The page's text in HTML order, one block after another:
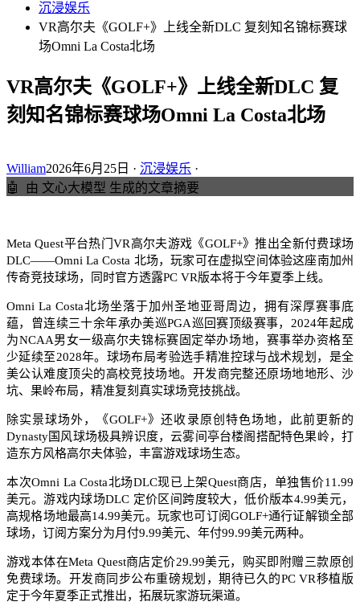
沉浸娱乐
VR高尔夫《GOLF+》上线全新DLC 复刻知名锦标赛球
场Omni La Costa北场
VR高尔夫《GOLF+》上线全新DLC 复
刻知名锦标赛球场Omni La Costa北场
William2026年6月25日 · 沉浸娱乐 ·
🤖
由 文心大模型 生成的文章摘要
Meta Quest平台热门VR高尔夫游戏《GOLF+》推出全新付费球场
DLC——Omni La Costa 北场，玩家可在虚拟空间体验这座南加州
传奇竞技球场，同时官方透露PC VR版本将于今年夏季上线。
Omni La Costa北场坐落于加州圣地亚哥周边，拥有深厚赛事底
蕴，曾连续三十余年承办美巡PGA巡回赛顶级赛事，2024年起成
为NCAA男女一级高尔夫锦标赛固定举办场地，赛事举办资格至
少延续至2028年。球场布局考验选手精准控球与战术规划，是全
美公认难度顶尖的高校竞技场地。开发商完整还原场地地形、沙
坑、果岭布局，精准复刻真实球场竞技挑战。
除实景球场外，《GOLF+》还收录原创特色场地，此前更新的
Dynasty国风球场极具辨识度，云雾间亭台楼阁搭配特色果岭，打
造东方风格高尔夫体验，丰富游戏球场生态。
本次Omni La Costa北场DLC现已上架Quest商店，单独售价11.99
美元。游戏内球场DLC 定价区间跨度较大，低价版本4.99美元，
高规格场地最高14.99美元。玩家也可订阅GOLF+通行证解锁全部
球场，订阅方案分为月付9.99美元、年付99.99美元两种。
游戏本体在Meta Quest商店定价29.99美元，购买即附赠三款原创
免费球场。开发商同步公布重磅规划，期待已久的PC VR移植版
定于今年夏季正式推出，拓展玩家游玩渠道。